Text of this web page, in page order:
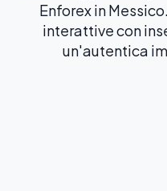
Enforex in
interattive con
un'autentica